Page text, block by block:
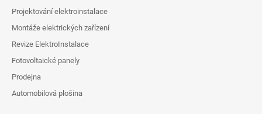
Projektování elektroinstalace
Montáže elektrických zařízení
Revize ElektroInstalace
Fotovoltaické panely
Prodejna
Automobilová plošina